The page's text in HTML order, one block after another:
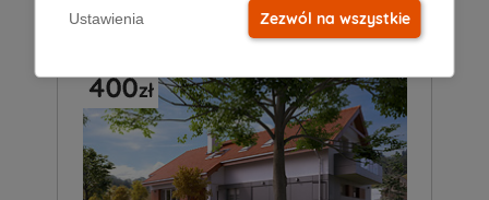
Ustawienia Zezwól na wszystkie